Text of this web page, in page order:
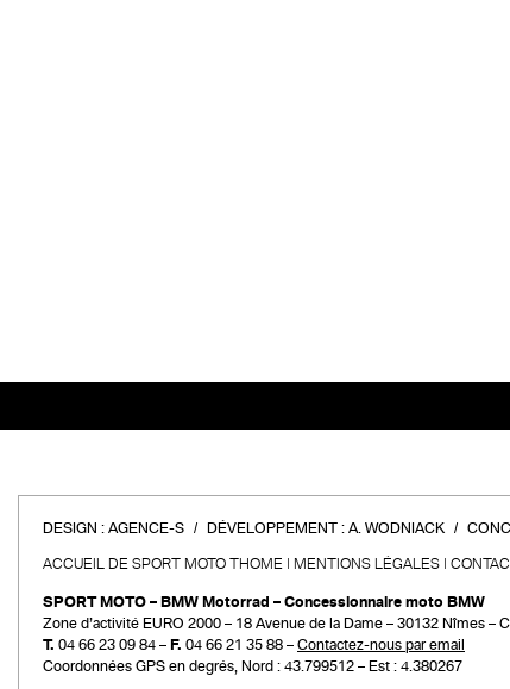
DESIGN : AGENCE-S DÉVELOPPEMENT : A. WODNIACK
ACCUEIL DE SPORT MOTO THOME MENTIONS LÉGALES
SPORT MOTO – BMW Motorrad – Concessionnaire moto BMW
Zone d’activité EURO 2000 – 18 Avenue de la Dame – 30132 Nîmes –
T. 04 66 23 09 84 – F. 04 66 21 35 88 – Contactez-nous par email
Coordonnées GPS en degrés, Nord : 43.799512 – Est : 4.380267